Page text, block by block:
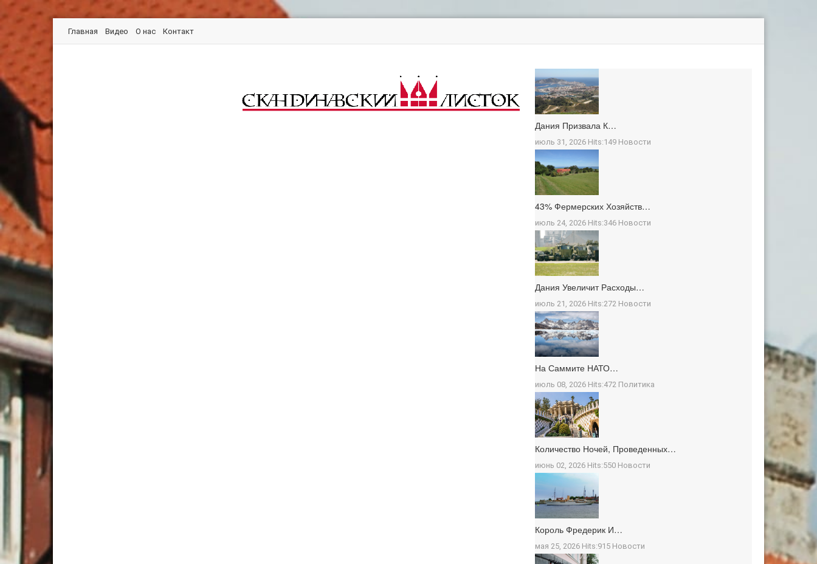
Главная Видео О нас Контакт
Дания Призвала К…
июль 31, 2026 Hits:149 Новости
43% Фермерских Хозяйств…
июль 24, 2026 Hits:346 Новости
Дания Увеличит Расходы…
июль 21, 2026 Hits:272 Новости
На Саммите НАТО…
июль 08, 2026 Hits:472 Политика
Количество Ночей, Проведенных…
июнь 02, 2026 Hits:550 Новости
Король Фредерик И…
мая 25, 2026 Hits:915 Новости